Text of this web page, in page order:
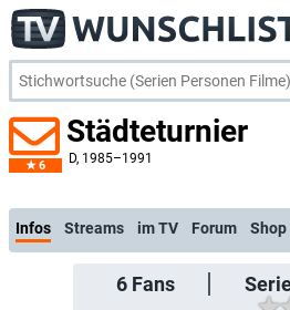
6
Städteturnier
D, 1985–1991
k
Infos Streams im TV Forum Shop
6Fans